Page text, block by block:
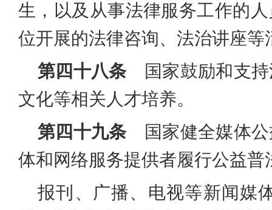
生，以及从事法律服务工作的
位开展的法律咨询、法治讲座等
第四十八条 国家鼓励和支持
文化等相关人才培养。
第四十九条 国家健全媒体公
体和网络服务提供者履行公益
报刊、广播、电视等新闻媒